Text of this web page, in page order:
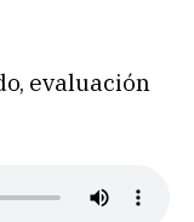
evaluación